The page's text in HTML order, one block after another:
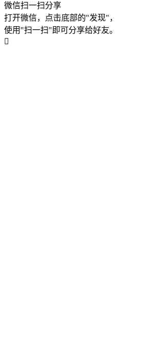
微信扫一扫分享
打开微信，点击底部的"发现"，
使用"扫一扫"即可分享给好友。